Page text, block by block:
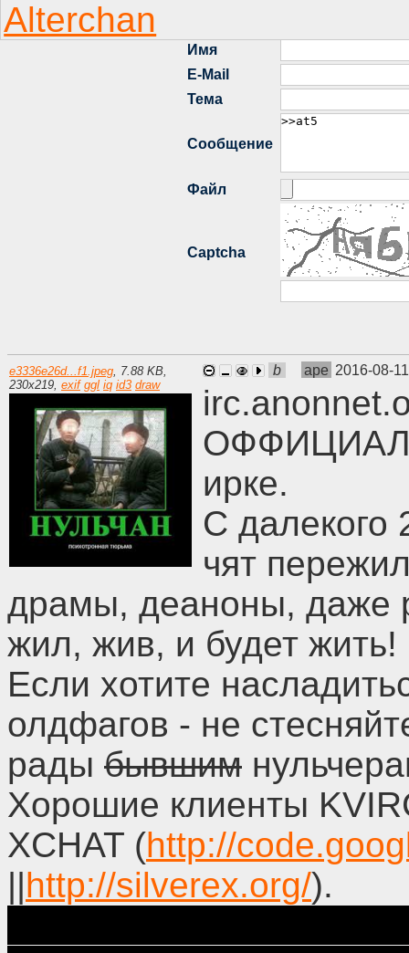
e3336e26d...f1.jpeg, 7.88 KB,
230x219, exif ggl iq id3 draw
b ape 2016-08-
ирке.
С далекого
чят
драмы, деаноны, даже
жил, жив, и будет жить!
Если хотите
олдфагов - не
рады бывшим
Хорошие клиенты
XCHAT (http://
||http://silverex.org/).